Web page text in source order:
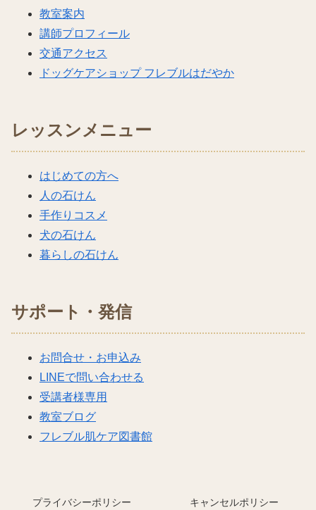
教室案内
講師プロフィール
交通アクセス
ドッグケアショップ フレブルはだやか
レッスンメニュー
はじめての方へ
人の石けん
手作りコスメ
犬の石けん
暮らしの石けん
サポート・発信
お問合せ・お申込み
LINEで問い合わせる
受講者様専用
教室ブログ
フレブル肌ケア図書館
プライバシーポリシー キャンセルポリシー